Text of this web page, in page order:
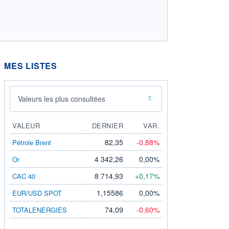
MES LISTES
Valeurs les plus consultées
VALEUR DERNIER
VAR.
Pétrole Brent
82,35 -0,88%
Or 4 342,26 0,00%
CAC 40 8 714,93 +0,17%
EUR/USD SPOT 1,15586 0,00%
TOTALENERGIES 74,09 -0,60%